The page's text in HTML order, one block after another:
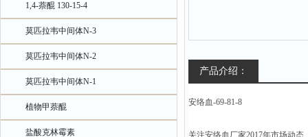
1,4-萘醌 130-15-4
莫匹拉韦中间体N-3
莫匹拉韦中间体N-2
莫匹拉韦中间体N-1
植物甲萘醌
盐酸克林霉素
产品介绍：
安络血-69-81-8
关注安络血厂家2017年市场动态